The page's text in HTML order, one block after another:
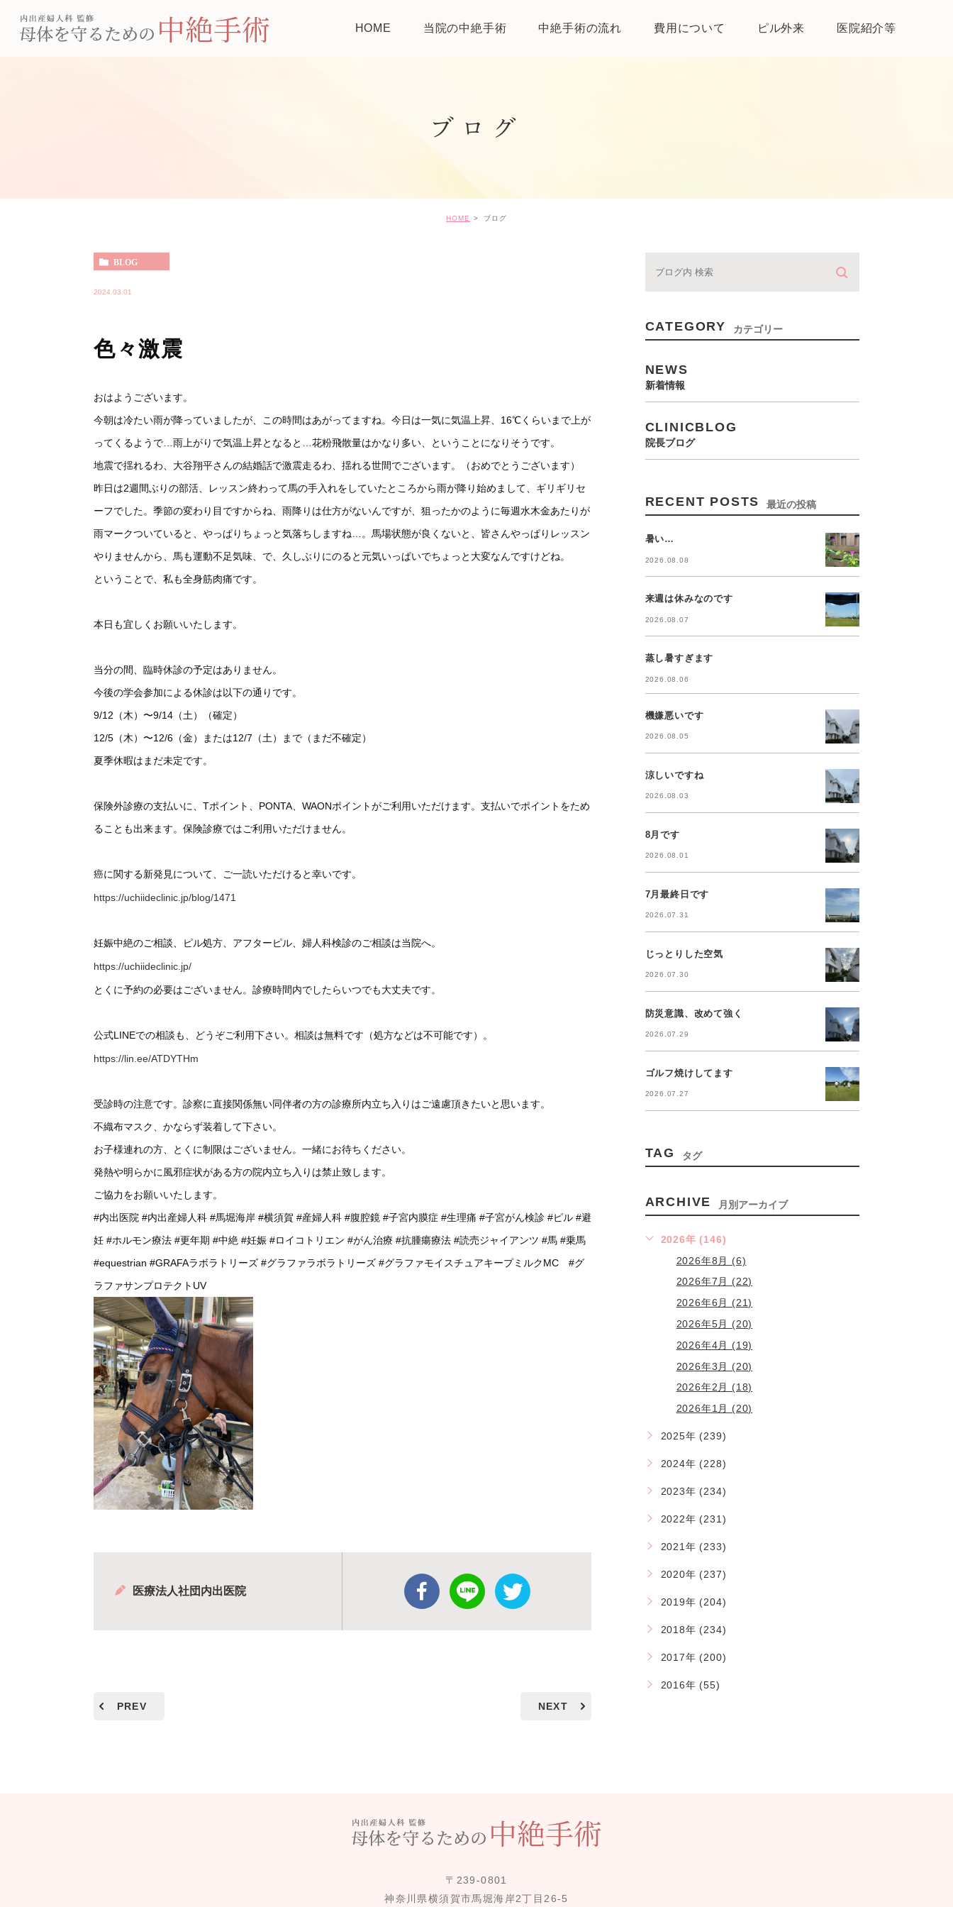
HOME 当院の中絶手術 中絶手術の流れ 費用について ピル外来 医院紹介等
ブログ
HOME ブログ
BLOG
2024.03.01
色々激震
おはようございます。
今朝は冷たい雨が降っていましたが、この時間はあがってますね。今日は一気に気温上昇、16℃くらいまで上が
ってくるようで…雨上がりで気温上昇となると…花粉飛散量はかなり多い、ということになりそうです。
地震で揺れるわ、大谷翔平さんの結婚話で激震走るわ、揺れる世間でございます。（おめでとうございます）
昨日は2週間ぶりの部活、レッスン終わって馬の手入れをしていたところから雨が降り始めまして、ギリギリセ
ーフでした。季節の変わり目ですからね、雨降りは仕方がないんですが、狙ったかのように毎週水木金あたりが
雨マークついていると、やっぱりちょっと気落ちしますね…。馬場状態が良くないと、皆さんやっぱりレッスン
やりませんから、馬も運動不足気味、で、久しぶりにのると元気いっぱいでちょっと大変なんですけどね。
ということで、私も全身筋肉痛です。
本日も宜しくお願いいたします。
当分の間、臨時休診の予定はありません。
今後の学会参加による休診は以下の通りです。
9/12（木）〜9/14（土）（確定）
12/5（木）〜12/6（金）または12/7（土）まで（まだ不確定）
夏季休暇はまだ未定です。
保険外診療の支払いに、Tポイント、PONTA、WAONポイントがご利用いただけます。支払いでポイントをため
ることも出来ます。保険診療ではご利用いただけません。
癌に関する新発見について、ご一読いただけると幸いです。
https://uchiideclinic.jp/blog/1471
妊娠中絶のご相談、ピル処方、アフターピル、婦人科検診のご相談は当院へ。
https://uchiideclinic.jp/
とくに予約の必要はございません。診療時間内でしたらいつでも大丈夫です。
公式LINEでの相談も、どうぞご利用下さい。相談は無料です（処方などは不可能です）。
https://lin.ee/ATDYTHm
受診時の注意です。診察に直接関係無い同伴者の方の診療所内立ち入りはご遠慮頂きたいと思います。
不織布マスク、かならず装着して下さい。
お子様連れの方、とくに制限はございません。一緒にお待ちください。
発熱や明らかに風邪症状がある方の院内立ち入りは禁止致します。
ご協力をお願いいたします。
#内出医院 #内出産婦人科 #馬堀海岸 #横須賀 #産婦人科 #腹腔鏡 #子宮内膜症 #生理痛 #子宮がん検診 #ピル #避
妊 #ホルモン療法 #更年期 #中絶 #妊娠 #ロイコトリエン #がん治療 #抗腫瘍療法 #読売ジャイアンツ #馬 #乗馬
#equestrian #GRAFAラボラトリーズ #グラファラボラトリーズ #グラファモイスチュアキープミルクMC
#グ
ラファサンプロテクトUV
医療法人社団内出医院
PREV NEXT
CATEGORY カテゴリー
NEWS
新着情報
CLINICBLOG
院長ブログ
RECENT POSTS 最近の投稿
暑い…
2026.08.08
来週は休みなのです
2026.08.07
蒸し暑すぎます
2026.08.06
機嫌悪いです
2026.08.05
涼しいですね
2026.08.03
8月です
2026.08.01
7月最終日です
2026.07.31
じっとりした空気
2026.07.30
防災意識、改めて強く
2026.07.29
ゴルフ焼けしてます
2026.07.27
TAG タグ
ARCHIVE 月別アーカイブ
2026年 (146)
2026年8月 (6)
2026年7月 (22)
2026年6月 (21)
2026年5月 (20)
2026年4月 (19)
2026年3月 (20)
2026年2月 (18)
2026年1月 (20)
2025年 (239)
2024年 (228)
2023年 (234)
2022年 (231)
2021年 (233)
2020年 (237)
2019年 (204)
2018年 (234)
2017年 (200)
2016年 (55)
〒239-0801
神奈川県横須賀市馬堀海岸2丁目26-5